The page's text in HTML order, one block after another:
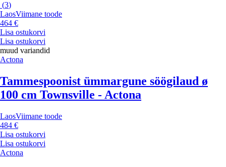
(3)
LaosViimane toode
464 €
Lisa ostukorvi
Lisa ostukorvi
muud variandid
Actona
Tammespoonist ümmargune söögilaud ø
100 cm Townsville - Actona
LaosViimane toode
484 €
Lisa ostukorvi
Lisa ostukorvi
Actona